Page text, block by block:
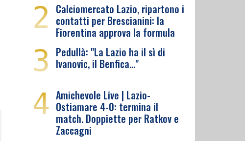
2 Calciomercato Lazio, ripartono i
contatti per Brescianini: la
Fiorentina approva la formula
3 Pedullà: "La Lazio ha il sì di
Ivanovic, il Benfica…"
4 Amichevole Live | Lazio-
Ostiamare 4-0: termina il
match. Doppiette per Ratkov e
Zaccagni